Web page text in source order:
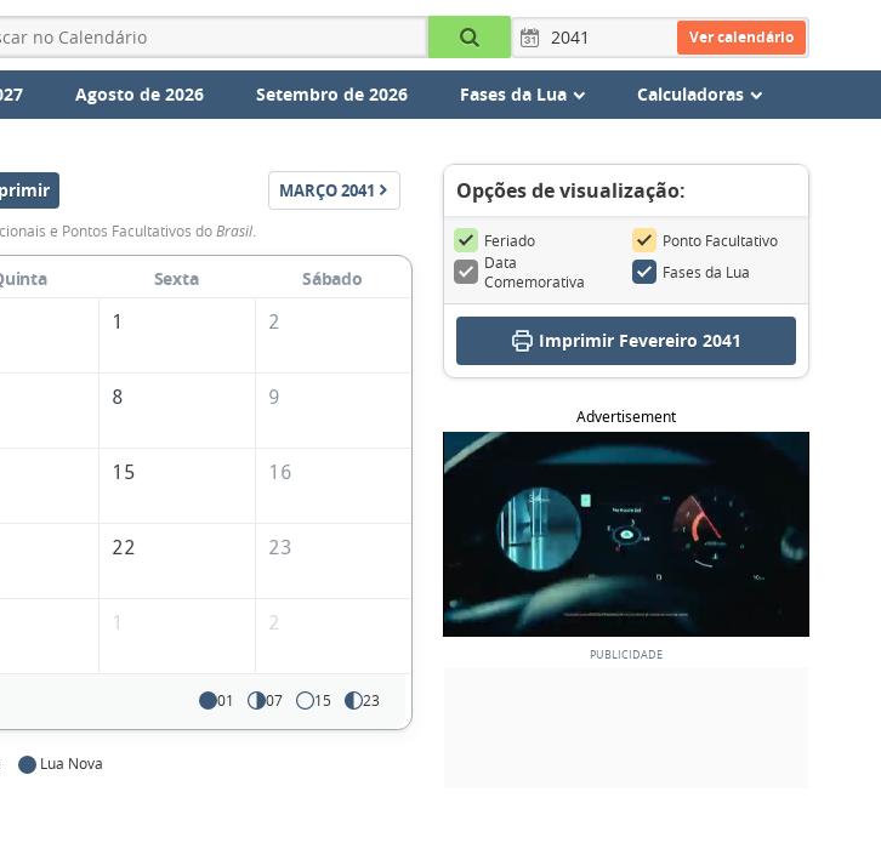
Ver calendário
Agosto de 2026 Setembro de 2026 Fases da Lua Calculadoras
MARÇO2041
e Pontos Facultativos doBrasil.
Sexta
Sábado
1 2
8 9
15 16
22 23
1 2
01 07 15 23
Lua Nova
Opções de visualização:
Feriado
Ponto Facultativo
Data
Comemorativa
Fases da Lua
Imprimir Fevereiro 2041
Advertisement